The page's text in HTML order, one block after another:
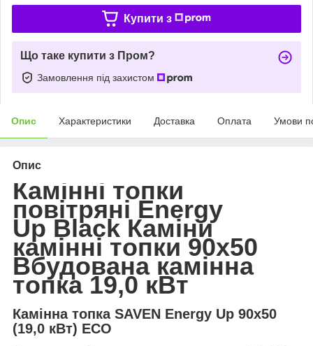
Купити з
Що таке купити з Пром?
Замовлення під захистом
Опис Характеристики Доставка Оплата Умови
Опис
Камінні топки
повітряні Energy
UpBlackКаміни
камінні топки 90x50
Вбудована камінна
топка 19,0 кВт
Камінна топка SAVEN Energy Up 90х50
(19,0 кВт) ECO